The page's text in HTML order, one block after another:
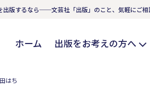
出版するなら──文芸社「出版」のこと、気軽にご相
ホーム 出版をお考えの方へ
はち